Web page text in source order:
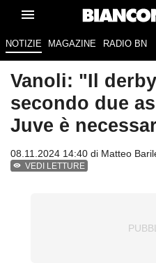
NOTIZIE MAGAZINE RADIO BN
Vanoli: "Il
secondo due
Juve è
08.11.2024 14:40 di Matteo
VEDI LETTURE